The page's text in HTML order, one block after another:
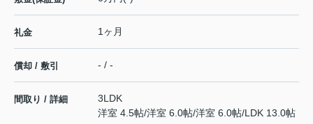
礼金 1ヶ月
償却 / 敷引 - / -
間取り / 詳細
3LDK
洋室 4.5帖/洋室 6.0帖/洋室 6.0帖/LDK 13.0帖